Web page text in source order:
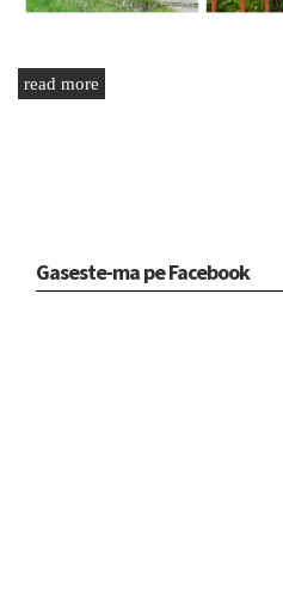
read more
Gaseste-ma pe Facebook